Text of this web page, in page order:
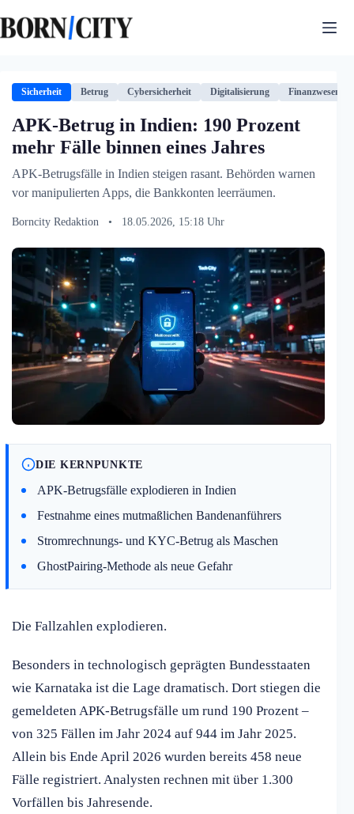
Inhalt
springen
Sicherheit Betrug Cybersicherheit Digitalisierung Finanzwesen
APK-Betrug in Indien: 190 Prozent
mehr Fälle binnen eines Jahres
APK-Betrugsfälle in Indien steigen rasant. Behörden warnen
vor manipulierten Apps, die Bankkonten leerräumen.
Borncity Redaktion • 18.05.2026, 15:18 Uhr
DIE KERNPUNKTE
APK-Betrugsfälle explodieren in Indien
Festnahme eines mutmaßlichen Bandenanführers
Stromrechnungs- und KYC-Betrug als Maschen
GhostPairing-Methode als neue Gefahr
Die Fallzahlen explodieren.
Besonders in technologisch geprägten Bundesstaaten
wie Karnataka ist die Lage dramatisch. Dort stiegen die
gemeldeten APK-Betrugsfälle um rund 190 Prozent –
von 325 Fällen im Jahr 2024 auf 944 im Jahr 2025.
Allein bis Ende April 2026 wurden bereits 458 neue
Fälle registriert. Analysten rechnen mit über 1.300
Vorfällen bis Jahresende.